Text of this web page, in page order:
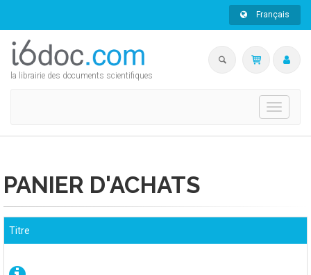
Français
la librairie des documents scientifiques
Toggle
PANIER D'ACHATS
Titre